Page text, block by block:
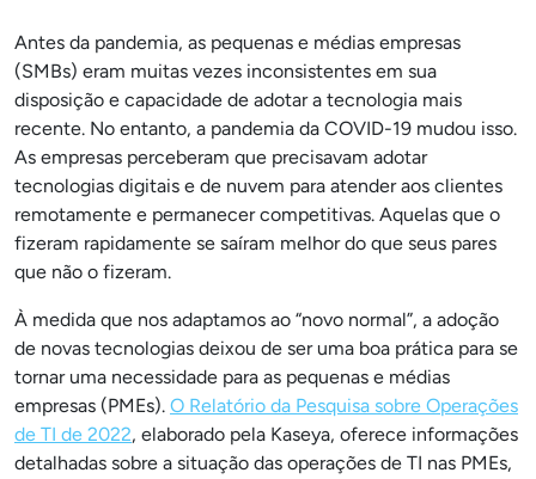
Antes da pandemia, as pequenas e médias empresas
(SMBs) eram muitas vezes inconsistentes em sua
disposição e capacidade de adotar a tecnologia mais
recente. No entanto, a pandemia da COVID-19 mudou isso.
As empresas perceberam que precisavam adotar
tecnologias digitais e de nuvem para atender aos clientes
remotamente e permanecer competitivas. Aquelas que o
fizeram rapidamente se saíram melhor do que seus pares
que não o fizeram.
À medida que nos adaptamos ao “novo normal”, a adoção
de novas tecnologias deixou de ser uma boa prática para se
tornar uma necessidade para as pequenas e médias
empresas (PMEs). O Relatório da Pesquisa sobre Operações
de TI de 2022, elaborado pela Kaseya, oferece informações
detalhadas sobre a situação das operações de TI nas PMEs,